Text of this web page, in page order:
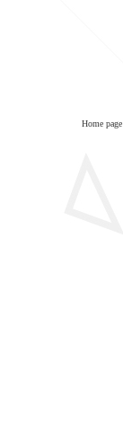
Home page